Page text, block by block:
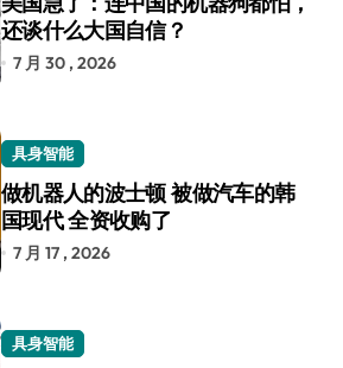
还谈什么大国自信？
7 月 30 , 2026
具身智能
做机器人的波士顿 被做汽车的韩
国现代 全资收购了
7 月 17 , 2026
具身智能